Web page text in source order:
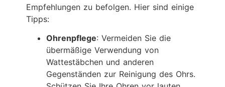
Empfehlungen zu befolgen. Hier sind einige
Tipps:
Ohrenpflege: Vermeiden Sie die
übermäßige Verwendung von
Wattestäbchen und anderen
Gegenständen zur Reinigung des Ohrs.